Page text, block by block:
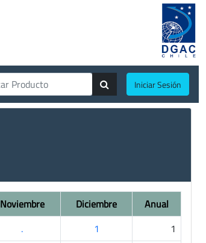
Iniciar Sesión
Noviembre Diciembre
Anual
. 1
1